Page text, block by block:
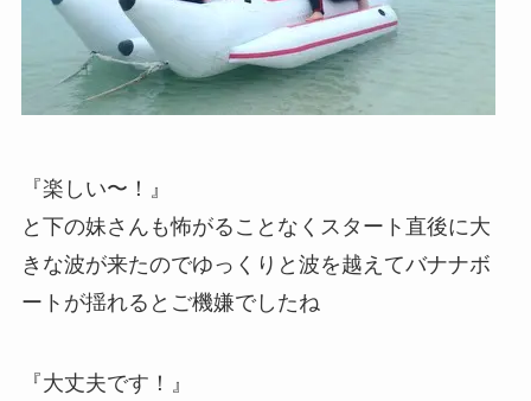
『楽しい〜！』
と下の妹さんも怖がることなくスタート直後に大
きな波が来たのでゆっくりと波を越えてバナナボ
ートが揺れるとご機嫌でしたね
『大丈夫です！』